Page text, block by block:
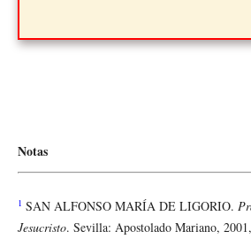
Notas
1 SAN ALFONSO MARÍA DE LIGORIO.
Jesucristo. Sevilla: Apostolado Mariano,